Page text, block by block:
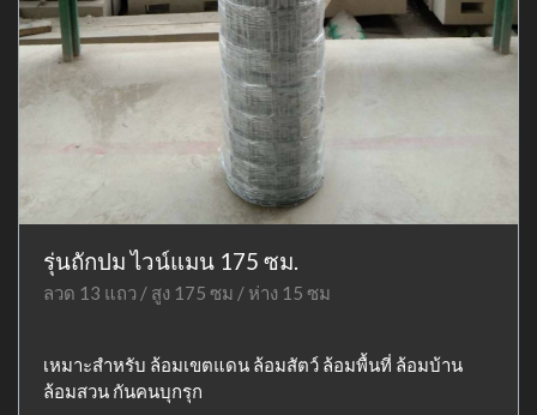
รุ่นถักปม ไวน์แมน 175 ซม.
ลวด 13 แถว / สูง 175 ซม / ห่าง 15 ซม
เหมาะสำหรับ ล้อมเขตแดน ล้อมสัตว์ ล้อมพื้นที่ ล้อมบ้าน
ล้อมสวน กันคนบุกรุก